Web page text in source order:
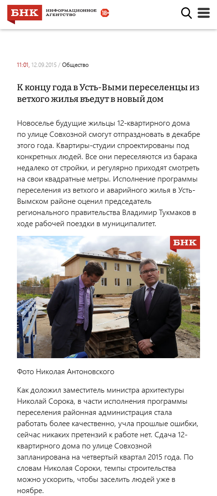
11:01, 12.09.2015 / общество
К концу года в Усть-Выми переселенцы из
ветхого жилья въедут в новый дом
Новоселье будущие жильцы 12-квартирного дома
по улице Совхозной смогут отпраздновать в декабре
этого года. Квартиры-студии спроектированы под
конкретных людей. Все они переселяются из барака
недалеко от стройки, и регулярно приходят смотреть
на свои квадратные метры. Исполнение программы
переселения из ветхого и аварийного жилья в Усть-
Вымском районе оценил председатель
регионального правительства Владимир Тукмаков в
ходе рабочей поездки в муниципалитет.
Фото Николая Антоновского
Как доложил заместитель министра архитектуры
Николай Сорока, в части исполнения программы
переселения районная администрация стала
работать более качественно, учла прошлые ошибки,
сейчас никаких претензий к работе нет. Сдача 12-
квартирного дома по улице Совхозной
запланирована на четвертый квартал 2015 года. По
словам Николая Сороки, темпы строительства
можно ускорить, чтобы заселить людей уже в
ноябре.